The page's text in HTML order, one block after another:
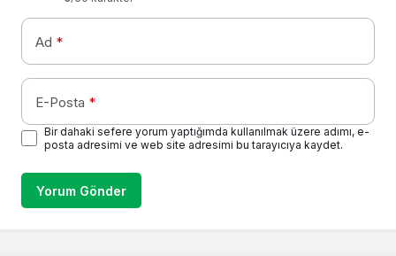
Ad *
E-Posta *
Bir dahaki sefere yorum yaptığımda kullanılmak üzere adımı, e-
posta adresimi ve web site adresimi bu tarayıcıya kaydet.
Yorum Gönder